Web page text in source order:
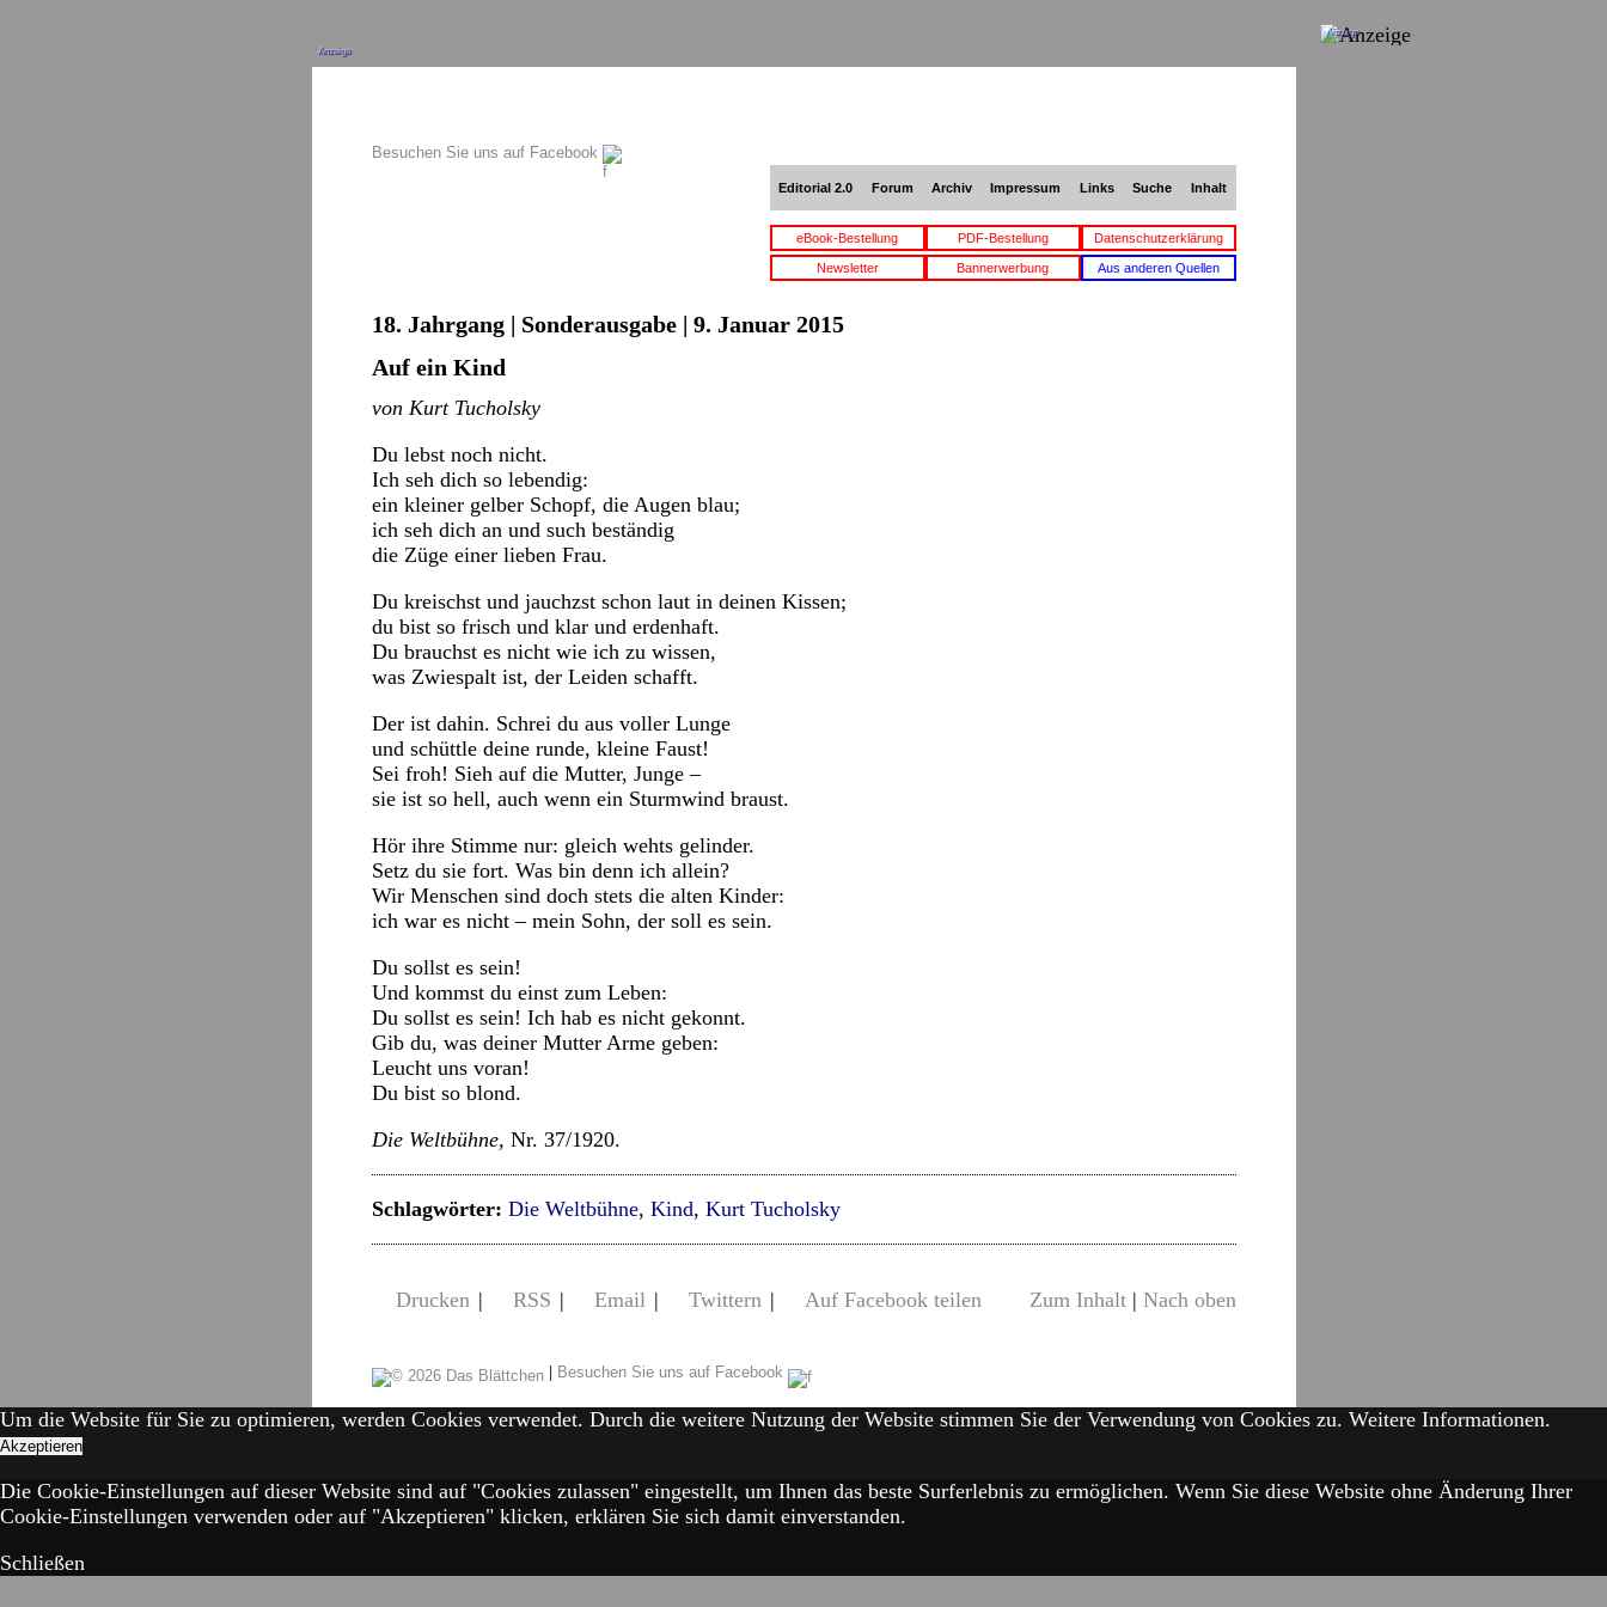
Anzeige
Besuchen Sie uns auf Facebook
Editorial 2.0 Forum Archiv Impressum Links Suche Inhalt
eBook-Bestellung PDF-Bestellung Datenschutzerklärung
Newsletter Bannerwerbung Aus anderen Quellen
18. Jahrgang | Sonderausgabe | 9. Januar 2015
Auf ein Kind
von Kurt Tucholsky
Du lebst noch nicht.
Ich seh dich so lebendig:
ein kleiner gelber Schopf, die Augen blau;
ich seh dich an und such beständig
die Züge einer lieben Frau.
Du kreischst und jauchzst schon laut in deinen Kissen;
du bist so frisch und klar und erdenhaft.
Du brauchst es nicht wie ich zu wissen,
was Zwiespalt ist, der Leiden schafft.
Der ist dahin. Schrei du aus voller Lunge
und schüttle deine runde, kleine Faust!
Sei froh! Sieh auf die Mutter, Junge –
sie ist so hell, auch wenn ein Sturmwind braust.
Hör ihre Stimme nur: gleich wehts gelinder.
Setz du sie fort. Was bin denn ich allein?
Wir Menschen sind doch stets die alten Kinder:
ich war es nicht – mein Sohn, der soll es sein.
Du sollst es sein!
Und kommst du einst zum Leben:
Du sollst es sein! Ich hab es nicht gekonnt.
Gib du, was deiner Mutter Arme geben:
Leucht uns voran!
Du bist so blond.
Die Weltbühne, Nr. 37/1920.
Schlagwörter: Die Weltbühne, Kind, Kurt Tucholsky
Drucken | RSS | Email | Twittern | Auf Facebook teilen Zum Inhalt| Nach oben
| Besuchen Sie uns auf Facebook
Anzeige
Um die Website für Sie zu optimieren, werden Cookies verwendet. Durch die weitere Nutzung der Website stimmen Sie der Verwendung von Cookies zu. Weitere Informationen.
Akzeptieren
Die Cookie-Einstellungen auf dieser Website sind auf "Cookies zulassen" eingestellt, um Ihnen das beste Surferlebnis zu ermöglichen. Wenn Sie diese Website ohne Änderung Ihrer
Cookie-Einstellungen verwenden oder auf "Akzeptieren" klicken, erklären Sie sich damit einverstanden.
Schließen